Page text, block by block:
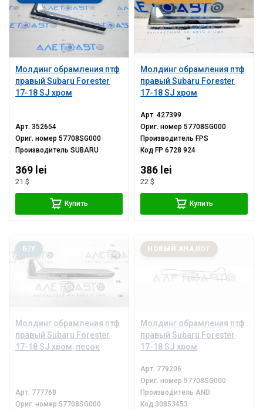
Молдинг обрамления птф
правый Subaru Forester
17-18 SJ хром
Арт.352654
Ориг. номер57708SG000
ПроизводительSUBARU
369 lei
21 $
Купить
Молдинг обрамления птф
правый Subaru Forester
17-18 SJ хром
Арт.427399
Ориг. номер57708SG000
Производитель FPS
Код FP 6728 924
386 lei
22 $
Купить
Молдинг обрамления птф
правый Subaru Forester
17-18 SJ хром, песок
Б/У
Арт. 777768
Ориг. номер 57708SG000
Молдинг обрамления птф
правый Subaru Forester
17-18 SJ хром
НОВЫЙ АНАЛОГ
Арт. 779206
Ориг. номер 57708SG000
Производитель AND
Код 30853453